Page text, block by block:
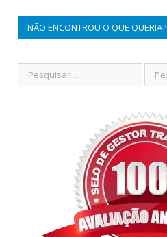
NÃO ENCONTROU O QUE QUERIA?